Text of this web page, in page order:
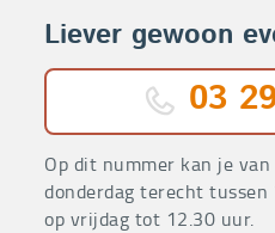
Liever gewoon
03
Op dit nummer kan je van
donderdag terecht
op vrijdag tot 12.30 uur.